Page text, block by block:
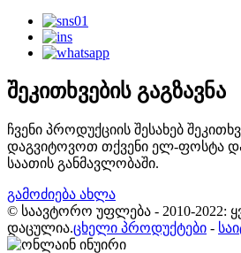
შეკითხვების გაგზავნა
ჩვენი პროდუქციის შესახებ
დაგვიტოვოთ თქვენი ელ-ფოსტა
საათის განმავლობაში.
გამოძიება ახლა
© საავტორო უფლება - 2010-2022:
დაცულია.ცხელი პროდუქტები -